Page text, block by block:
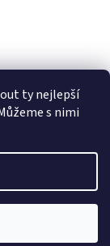
ty nejlepší
s nimi
vyhrazena.